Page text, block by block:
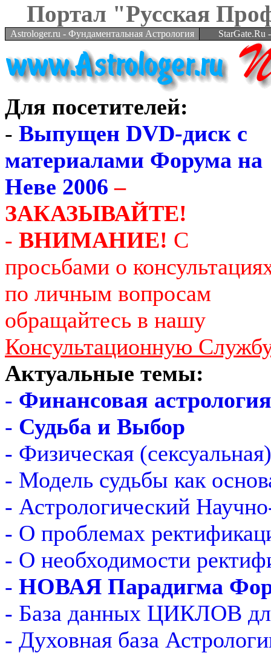
Портал "Русская
Astrologer.ru - Фундаментальная Астрология StarGate.Ru
Для посетителей:
- Выпущен DVD-диск с
материалами Форума на
Неве 2006 –
ЗАКАЗЫВАЙТЕ!
- ВНИМАНИЕ! С
просьбами о
по личным вопросам
обращайтесь в нашу
Консультационную
Актуальные темы:
- Финансовая астрология
- Судьба и Выбор
- Физическая
- Модель судьбы как
- Астрологический
- О проблемах
- О необходимости
- НОВАЯ Парадигма
- База данных ЦИКЛОВ
- Духовная база